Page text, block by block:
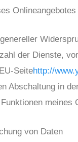
Onlineangebotes
der Dienste,
Seitehttp://
Abschaltung in
meines
von Daten